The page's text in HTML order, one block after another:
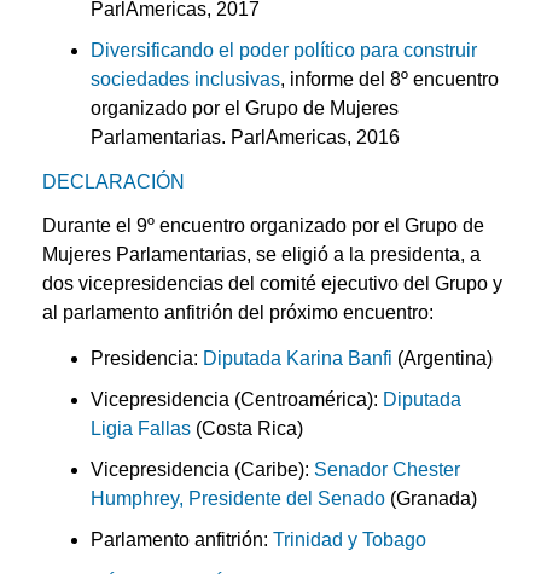
ParlAmericas, 2017
Diversificando el poder político para construir
sociedades inclusivas, informe del 8º encuentro
organizado por el Grupo de Mujeres
Parlamentarias. ParlAmericas, 2016
DECLARACIÓN
Durante el 9º encuentro organizado por el Grupo de
Mujeres Parlamentarias, se eligi​ó a la presidenta, a
dos vicepresidencias del comité ejecutivo de​l Grupo y
al parlamento anfitrión del próximo encuentro:
Presidencia: Diputada Karina Banfi (Argentina)
Vicepresidencia (Centroamérica): Diputada
Ligia Fallas (Costa Rica)
Vicepresidencia (Caribe): Senador Chester
Humphrey, Presidente del Senado (Granada)
Parlamento anfitrión: Trinidad y Tobago